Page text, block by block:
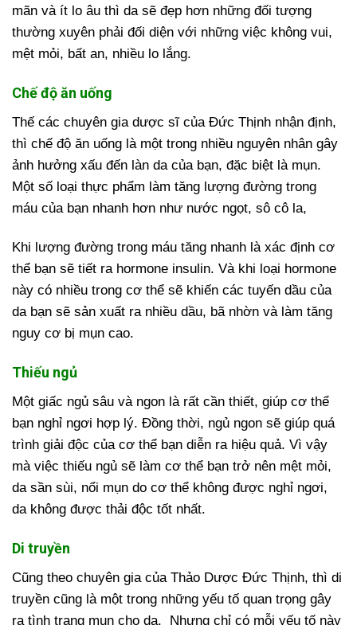
mãn và ít lo âu thì da sẽ đẹp hơn những đối tượng
thường xuyên phải đối diện với những việc không vui,
mệt mỏi, bất an, nhiều lo lắng.
Chế độ ăn uống
Thế các chuyên gia dược sĩ của Đức Thịnh nhận định,
thì chế độ ăn uống là một trong nhiều nguyên nhân gây
ảnh hưởng xấu đến làn da của bạn, đặc biệt là mụn.
Một số loại thực phẩm làm tăng lượng đường trong
máu của bạn nhanh hơn như nước ngọt, sô cô la,
Khi lượng đường trong máu tăng nhanh là xác định cơ
thể bạn sẽ tiết ra hormone insulin. Và khi loại hormone
này có nhiều trong cơ thể sẽ khiến các tuyến dầu của
da bạn sẽ sản xuất ra nhiều dầu, bã nhờn và làm tăng
nguy cơ bị mụn cao.
Thiếu ngủ
Một giấc ngủ sâu và ngon là rất cần thiết, giúp cơ thể
bạn nghỉ ngơi hợp lý. Đồng thời, ngủ ngon sẽ giúp quá
trình giải độc của cơ thể bạn diễn ra hiệu quả. Vì vậy
mà việc thiếu ngủ sẽ làm cơ thể bạn trở nên mệt mỏi,
da sần sùi, nổi mụn do cơ thể không được nghỉ ngơi,
da không được thải độc tốt nhất.
Di truyền
Cũng theo chuyên gia của Thảo Dược Đức Thịnh, thì di
truyền cũng là một trong những yếu tố quan trọng gây
ra tình trạng mụn cho da. Nhưng chỉ có mỗi yếu tố này